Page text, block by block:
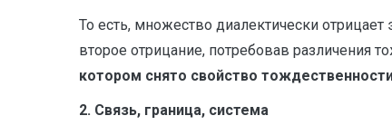
То есть, множество диалектически
второе отрицание, потребовав различения
котором снято свойство
2. Связь, граница, система